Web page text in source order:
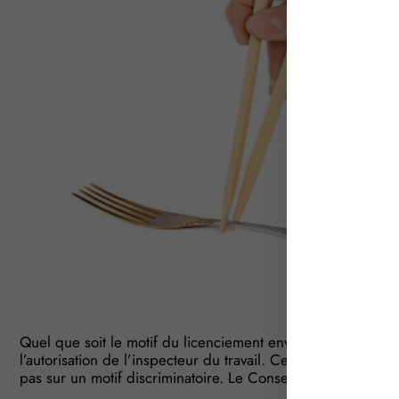
Quel que soit le motif du licenciement envisagé, la rupture
l’autorisation de l’inspecteur du travail. Ce dernier doit
pas sur un motif discriminatoire. Le Conseil d’Etat vient